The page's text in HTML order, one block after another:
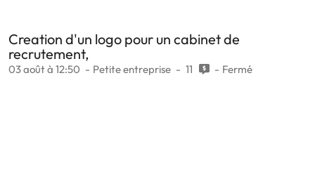
Creation d'un logo pour un cabinet de
recrutement,
03 août à 12:50 Petite entreprise 11 Fermé